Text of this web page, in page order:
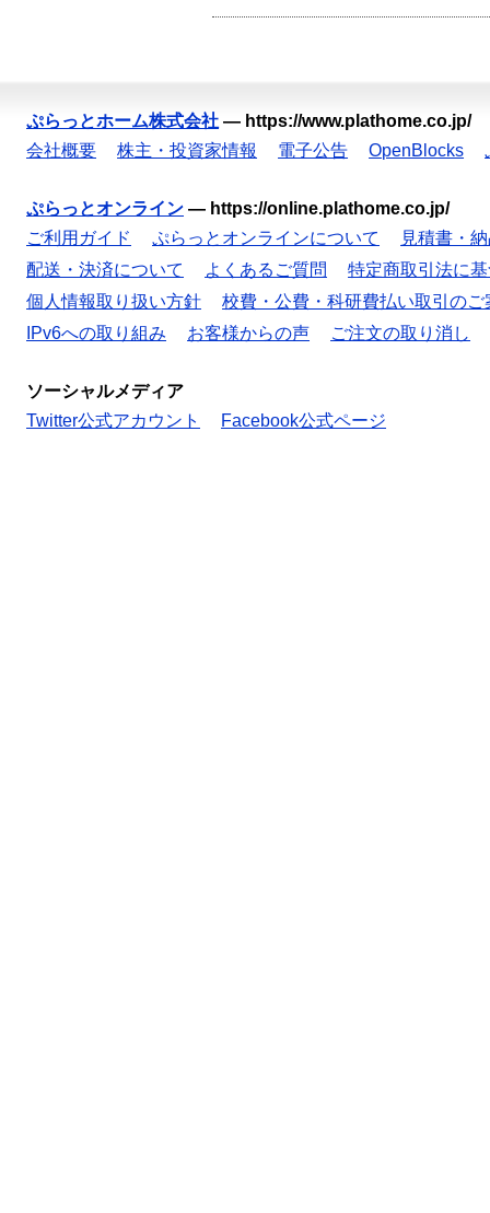
ぷらっとホーム株式会社 — https://www.plathome.co.jp/
会社概要
株主・投資家情報 電子公告 OpenBlocks
ぷらっとオンライン — https://online.plathome.co.jp/
ご利用ガイド
ぷらっとオンラインについて
見積書・
配送・決済について
よくあるご質問
特定商取引法に
個人情報取り扱い方針
校費・公費・科研費払い取引のご
IPv6への取り組み
お客様からの声 ご注文の取り消し
ソーシャルメディア
Twitter公式アカウント
Facebook公式ページ